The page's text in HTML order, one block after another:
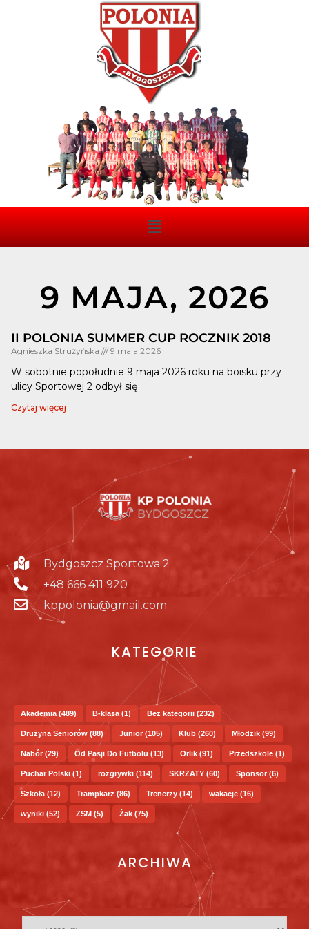
9 MAJA, 2026
II POLONIA SUMMER CUP ROCZNIK 2018
Agnieszka Strużyńska 9 maja 2026
W sobotnie popołudnie 9 maja 2026 roku na boisku przy
ulicy Sportowej 2 odbył się
Czytaj więcej
Bydgoszcz Sportowa 2
+48 666 411 920
kppolonia@gmail.com
KATEGORIE
Akademia (489) B-klasa (1) Bez kategorii (232)
Drużyna Seniorów (88) Junior (105) Klub (260) Młodzik (99)
Nabór (29) Od Pasji Do Futbolu (13) Orlik (91) Przedszkole (1)
Puchar Polski (1) rozgrywki (114) SKRZATY (60) Sponsor (6)
Szkoła (12) Trampkarz (86) Trenerzy (14) wakacje (16)
wyniki (52) ZSM (5) Żak (75)
ARCHIWA